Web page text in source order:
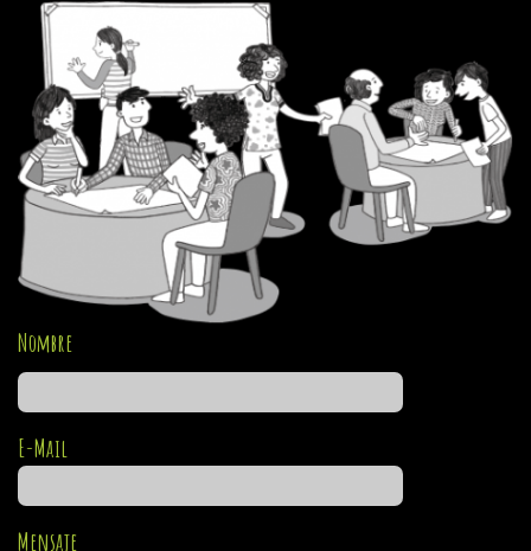
Nombre
E-Mail
Mensaje